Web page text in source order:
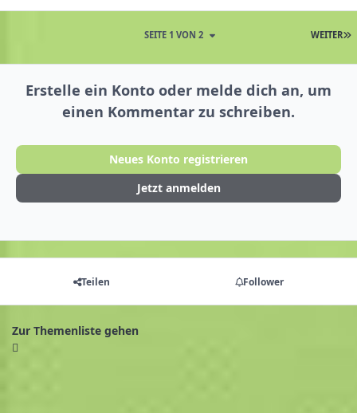
WEITER
SEITE 1 VON 2
Erstelle ein Konto oder melde dich an, um
einen Kommentar zu schreiben.
Neues Konto registrieren
Jetzt anmelden
Teilen Follower
Zur Themenliste gehen